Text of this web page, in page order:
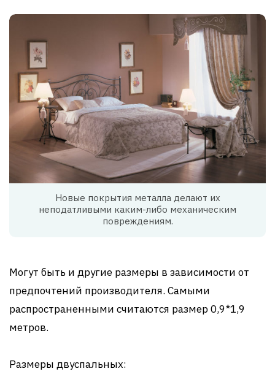
Новые покрытия металла делают их
неподатливыми каким-либо механическим
повреждениям.
Могут быть и другие размеры в зависимости от
предпочтений производителя. Самыми
распространенными считаются размер 0,9*1,9
метров.
Размеры двуспальных: